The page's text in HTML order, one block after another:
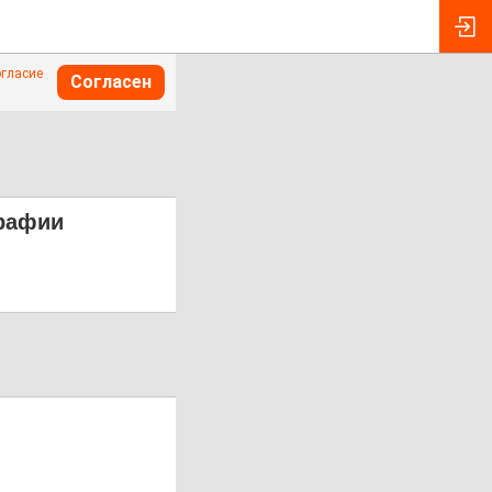
Согласен